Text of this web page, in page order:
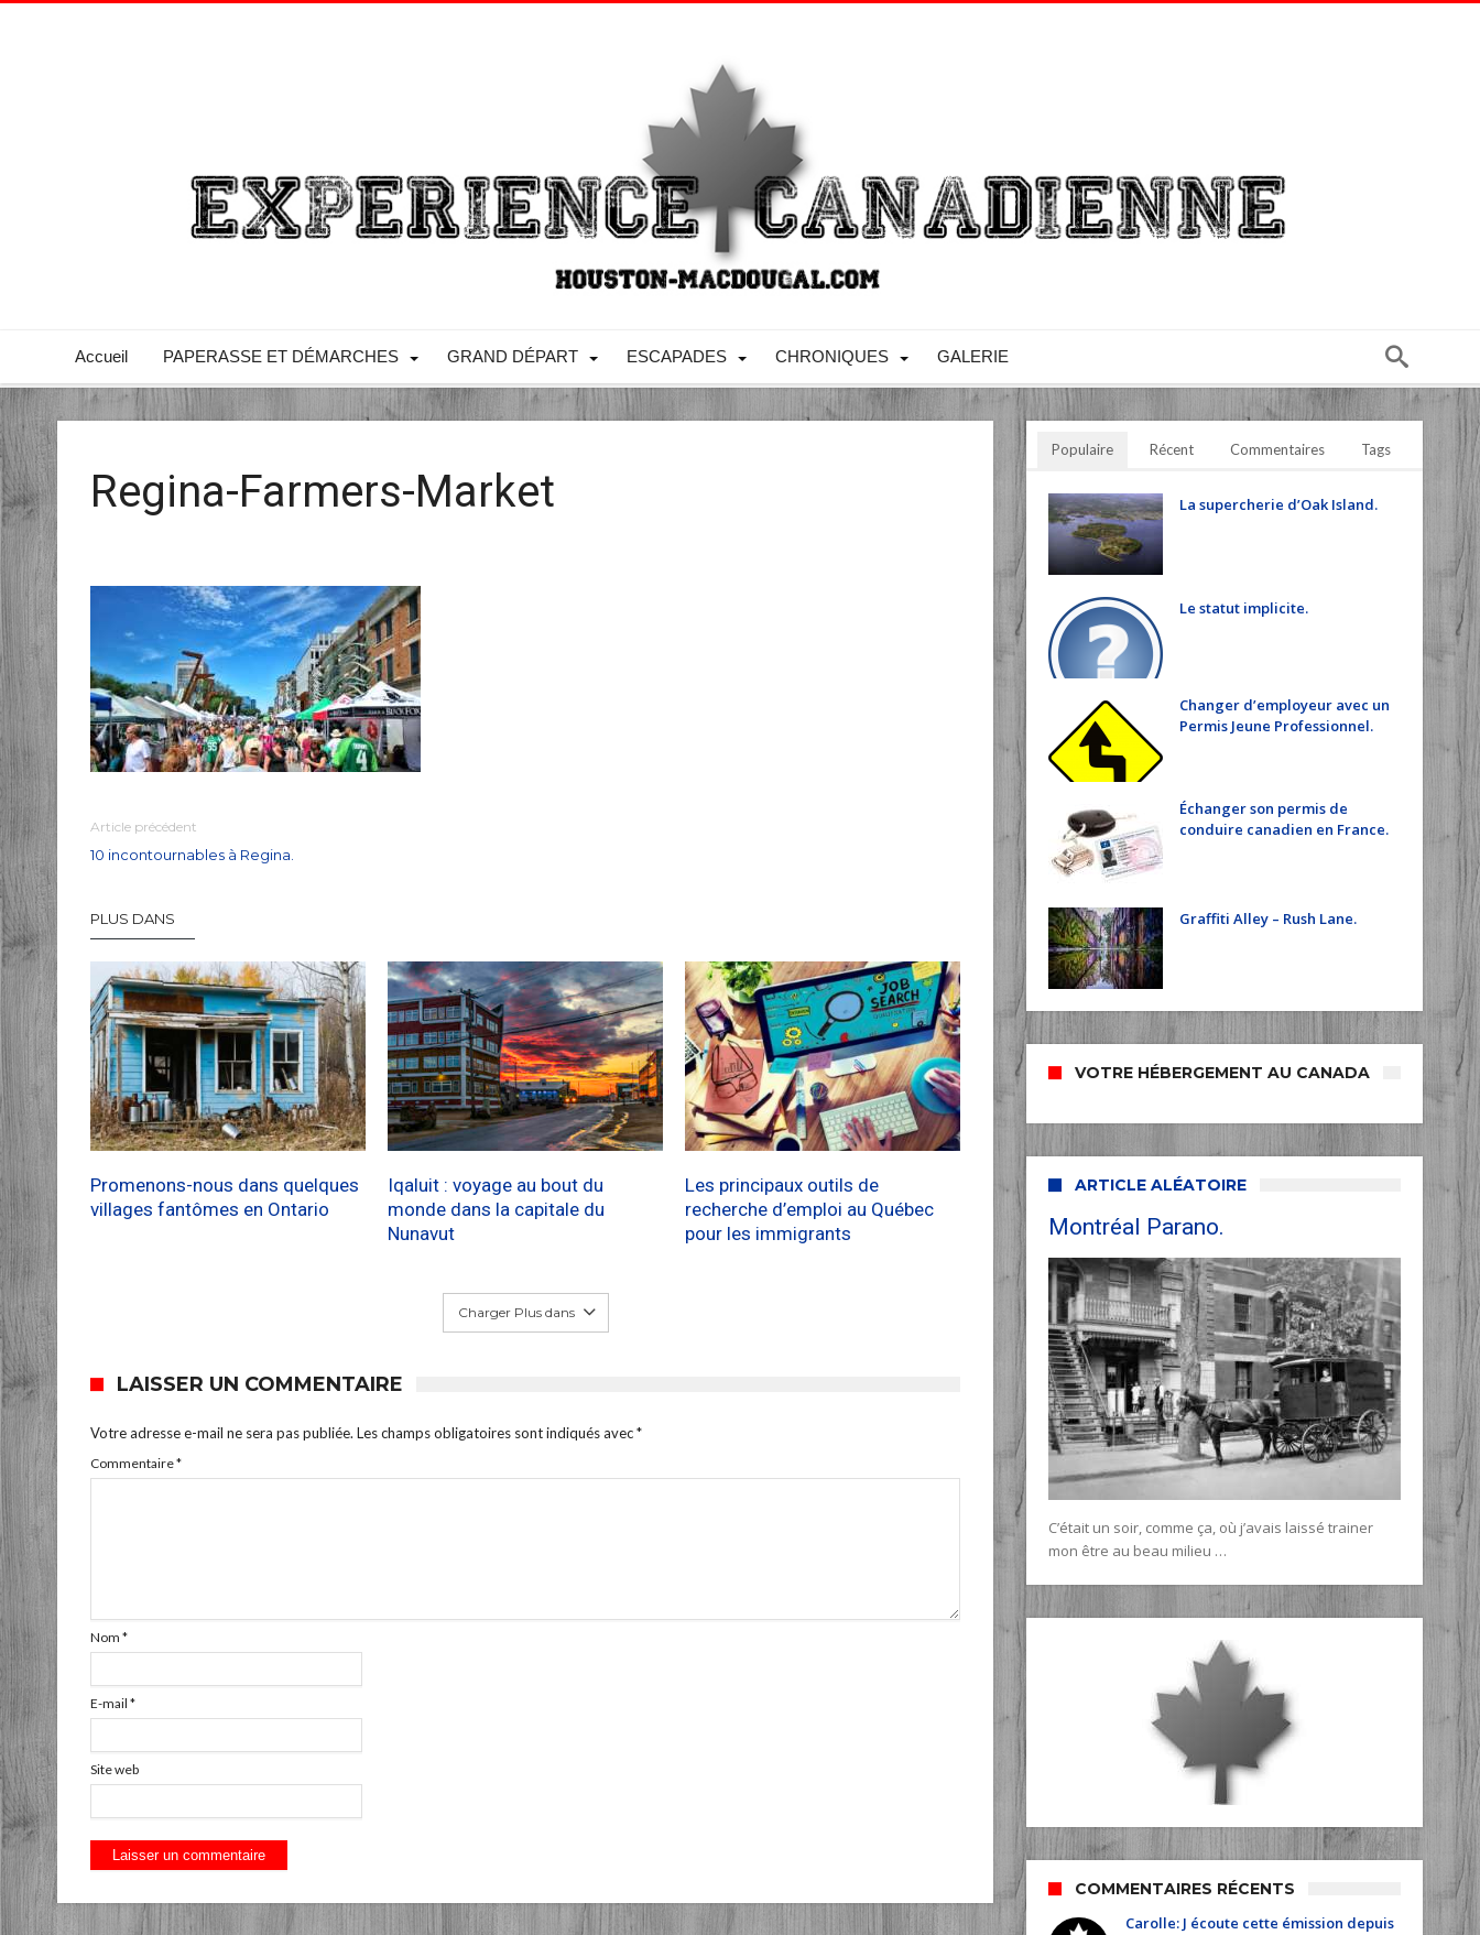
Accueil PAPERASSE ET DÉMARCHES GRAND DÉPART ESCAPADES CHRONIQUES GALERIE
Regina-Farmers-Market
Article précédent
10 incontournables à Regina.
PLUS DANS
Promenons-nous dans quelques
villages fantômes en Ontario
Iqaluit : voyage au bout du
monde dans la capitale du
Nunavut
Les principaux outils de
recherche d’emploi au Québec
pour les immigrants
Charger Plus dans
LAISSER UN COMMENTAIRE
Votre adresse e-mail ne sera pas publiée. Les champs obligatoires sont indiqués avec*
Commentaire*
Nom *
E-mail *
Site web
Populaire Récent Commentaires Tags
La supercherie d’Oak Island.
Le statut implicite.
Changer d’employeur avec un
Permis Jeune Professionnel.
Échanger son permis de
conduire canadien en France.
Graffiti Alley – Rush Lane.
VOTRE HÉBERGEMENT AU CANADA
ARTICLE ALÉATOIRE
Montréal Parano.
C’était un soir, comme ça, où j’avais laissé trainer
mon être au beau milieu …
COMMENTAIRES RÉCENTS
Carolle: J écoute cette émission depuis